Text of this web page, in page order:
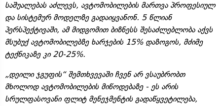
საშუალებას აძლევს, ავტომობილების მართვა პროფესიულ
და სისტემურ მოდელზე გადაიყვანონ. 5 წლიან
პერსპექტივაში, ამ მიდგომით ბიზნესს შესაძლებლობა აქვს
მსუბუქ ავტომობილებზე ხარჯების 15% დაზოგოს, მძიმე
ტექნიკაზე კი 20-25%.
„დეილი ჯგუფის“ შემთხვევაში ჩვენ არ ვსაუბრობთ
მხოლოდ ავტომობილების მიწოდებაზე - ეს არის
სრულფასოვანი ფლიტ მენეჯმენტის გადაწყვეტილება,